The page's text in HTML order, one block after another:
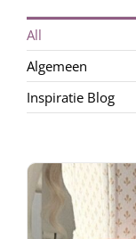
Webshop
All
Algemeen
Inspiratie Blog